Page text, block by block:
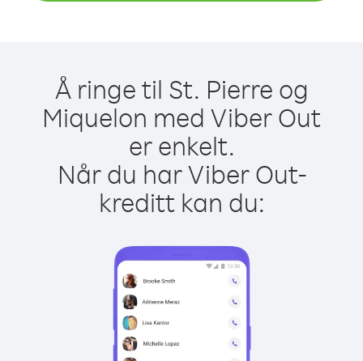
Å ringe til St. Pierre og
Miquelon med Viber Out
er enkelt.
Når du har Viber Out-
kreditt kan du: